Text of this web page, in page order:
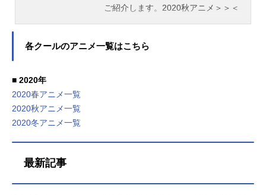
ご紹介します。2020秋アニメ＞＞＜
各クールのアニメ一覧はこちら
■ 2020年
2020春アニメ一覧
2020秋アニメ一覧
2020冬アニメ一覧
最新記事